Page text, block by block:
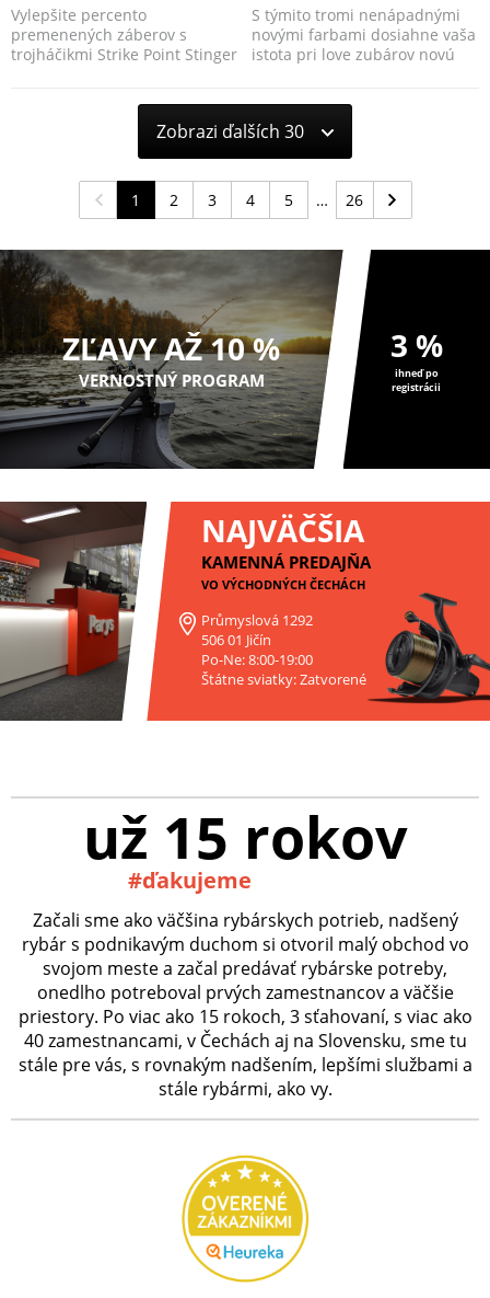
Vylepšite percento
premenených záberov s
trojháčikmi Strike Point Stinger
S týmito tromi nenápadnými
novými farbami dosiahne vaša
istota pri love zubárov novú
Zobrazi ďalších 30
1 2 3 4 5 26
ZĽAVY AŽ 10 %
VERNOSTNÝ PROGRAM
3 %
ihneď po
registrácii
NAJVÄČŠIA
KAMENNÁ PREDAJŇA
VO VÝCHODNÝCH ČECHÁCH
Průmyslová 1292
506 01 Jičín
Po-Ne: 8:00-19:00
Štátne sviatky: Zatvorené
už 15 rokov
#ďakujeme
Začali sme ako väčšina rybárskych potrieb, nadšený
rybár s podnikavým duchom si otvoril malý obchod vo
svojom meste a začal predávať rybárske potreby,
onedlho potreboval prvých zamestnancov a väčšie
priestory. Po viac ako 15 rokoch, 3 sťahovaní, s viac ako
40 zamestnancami, v Čechách aj na Slovensku, sme tu
stále pre vás, s rovnakým nadšením, lepšími službami a
stále rybármi, ako vy.